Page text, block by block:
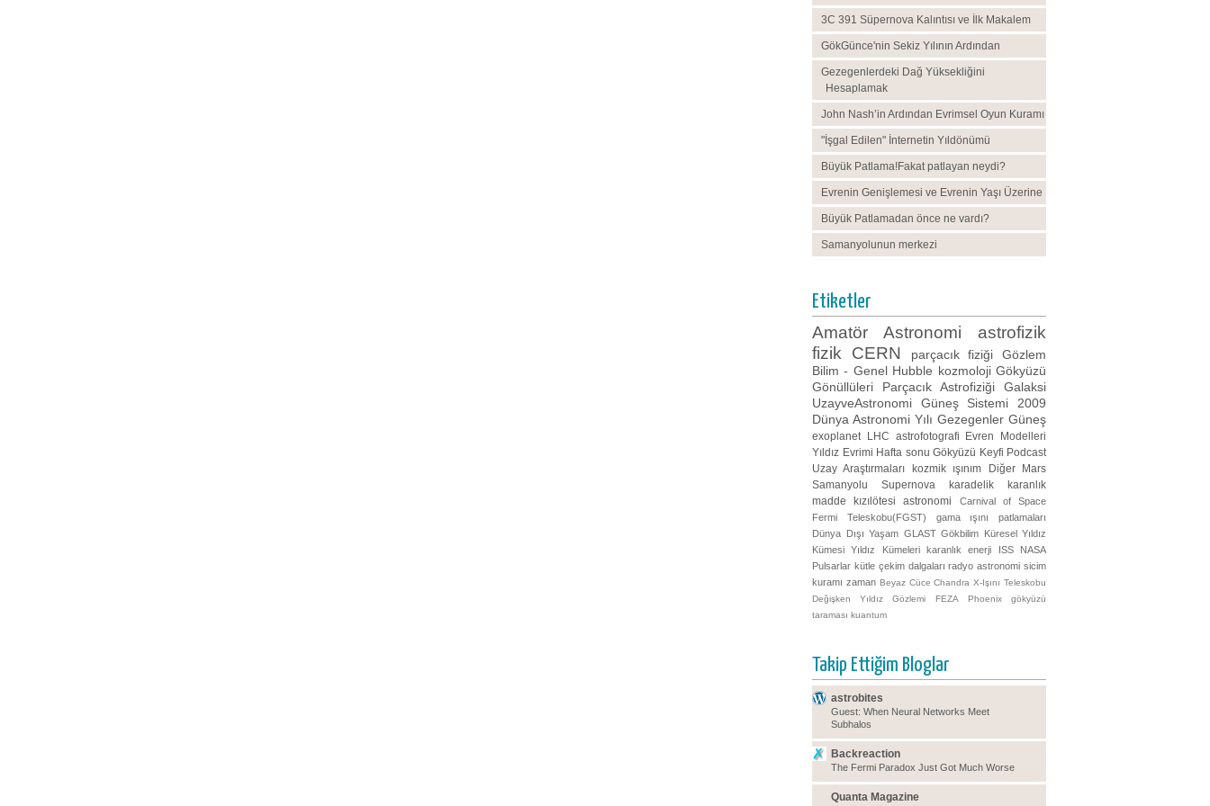
3C 391 Süpernova Kalıntısı ve İlk Makalem
GökGünce'nin Sekiz Yılının Ardından
Gezegenlerdeki Dağ Yüksekliğini
Hesaplamak
John Nash’in Ardından Evrimsel Oyun Kuramı
"İşgal Edilen" İnternetin Yıldönümü
Büyük Patlama!Fakat patlayan neydi?
Evrenin Genişlemesi ve Evrenin Yaşı Üzerine
Büyük Patlamadan önce ne vardı?
Samanyolunun merkezi
Etiketler
Amatör Astronomi
astrofizik
fizik
CERN parçacık fiziği
Gözlem
Bilim - Genel Hubble kozmoloji Gökyüzü
Gönüllüleri
Parçacık Astrofiziği
Galaksi
UzayveAstronomi
Güneş Sistemi
2009
Dünya Astronomi Yılı Gezegenler Güneş
exoplanet LHC astrofotografi
Evren Modelleri
Yıldız Evrimi Hafta sonu Gökyüzü Keyfi Podcast
Uzay Araştırmaları
kozmik ışınım Diğer
Mars
Samanyolu
Supernova karadelik
karanlık
madde
kızılötesi astronomi
Carnival of Space
Fermi Teleskobu(FGST)
gama ışını patlamaları
Dünya Dışı Yaşam GLAST Gökbilim Küresel Yıldız
Kümesi
Yıldız Kümeleri karanlık enerji ISS
NASA
Pulsarlar kütle çekim dalgaları radyo astronomi sicim
kuramı zaman Beyaz Cüce Chandra X-Işını Teleskobu
Değişken Yıldız Gözlemi
FEZA Phoenix
gökyüzü
taraması kuantum
Takip Ettiğim Bloglar
astrobites
Guest: When Neural Networks Meet
Subhalos
Backreaction
The Fermi Paradox Just Got Much Worse
Quanta Magazine